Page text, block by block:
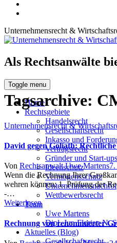
Unternehmensrecht &
Als Rechtsanwälte
Toggle menu
Home
Rechtsgebiete
Handelsrecht
Gesellschaftsrecht
Inkasso und
Vertragsrecht
Gründer und Start-ups
Ideenschutz
Vermögensschutz
Wettbewerbsrecht
Team
Uwe Martens
Dipl. Jur. Florian N.
Aktuelles (Blog)
Gesellschaftsrecht
Tagsarchive:
Unternehmensrecht &
David gegen Goliath:
Author
Von Rechtsanwalt Uwe Martens
on
Wenn die Rechnung Ihrer
wehren können: 1. Prüfung der
-…
Weiterlesen
Rechnung von renommierter